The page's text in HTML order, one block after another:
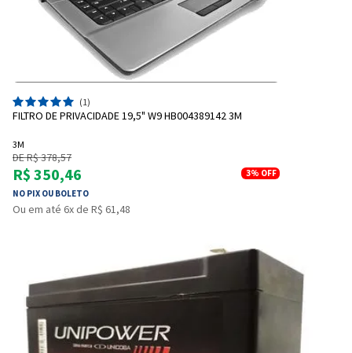
(1)
FILTRO DE PRIVACIDADE 19,5" W9 HB004389142 3M
3M
DE R$ 378,57
R$ 350,46
NO PIX OU BOLETO
3% OFF
Ou em até 6x de R$ 61,48